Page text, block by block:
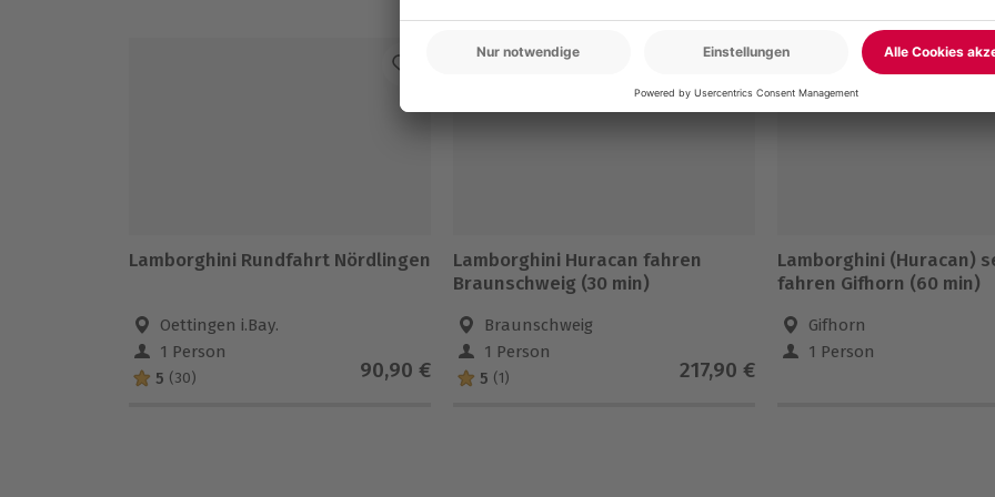
Lamborghini Rundfahrt Nördlingen
Oettingen i.Bay.
1 Person
5 (30) 90,90 €
Lamborghini Huracan fahren
Braunschweig (30 min)
Braunschweig
1 Person
5 (1) 217,90 €
-15% CLUB DEAL
Lamborghini (Huracan)
fahren Gifhorn (60 min)
Gifhorn
1 Person